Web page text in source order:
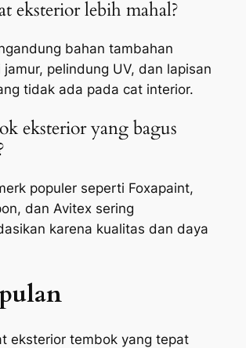
eksterior lebih mahal?
bahan tambahan
pelindung UV, dan lapisan
tidak ada pada cat interior.
eksterior yang bagus
populer seperti Foxapaint,
dan Avitex sering
karena kualitas dan daya
eksterior tembok yang tepat